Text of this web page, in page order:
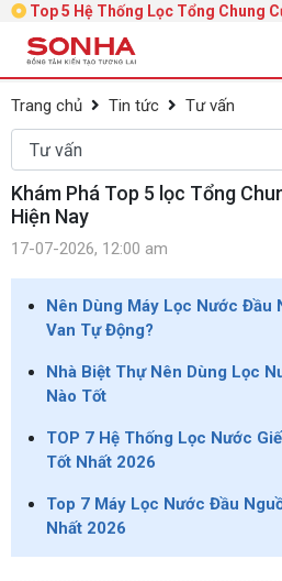
Top 5 Hệ Thống Lọc Tổng Chung
Trang chủ Tin tức Tư vấn
Khám Phá Top 5 lọc Tổng
Hiện Nay
17-07-2026, 12:00 am
Nên Dùng Máy Lọc Nước Đầu
Van Tự Động?
Nhà Biệt Thự Nên Dùng Lọc
Nào Tốt
TOP 7 Hệ Thống Lọc Nước
Tốt Nhất 2026
Top 7 Máy Lọc Nước Đầu
Nhất 2026